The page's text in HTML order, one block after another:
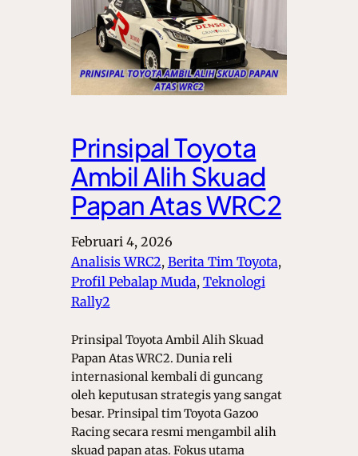
Prinsipal Toyota
Ambil Alih Skuad
Papan Atas WRC2
Februari 4, 2026
Analisis WRC2, Berita Tim Toyota ,
Profil Pebalap Muda, Teknologi
Rally2
Prinsipal Toyota Ambil Alih Skuad
Papan Atas WRC2. Dunia reli
internasional kembali di guncang
oleh keputusan strategis yang sangat
besar. Prinsipal tim Toyota Gazoo
Racing secara resmi mengambil alih
skuad papan atas. Fokus utama